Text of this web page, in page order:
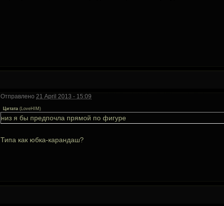
Отправлено 21 April 2013 - 15:09
Цитата (LoveHIM )
низ я бы предпочла прямой по фигуре
Типа как юбка-карандаш?